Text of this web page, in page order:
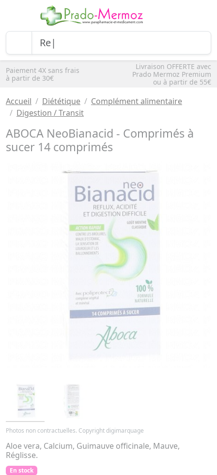
Paiement 4X sans frais
à partir de 30€
Livraison OFFERTE avec
Prado Mermoz Premium
ou à partir de 55€
Accueil Diététique
Complément alimentaire
Digestion / Transit
ABOCA NeoBianacid - Comprimés à
sucer 14 comprimés
Photos non contractuelles. Copyright digimarquage
Aloe vera, Calcium, Guimauve officinale, Mauve,
Réglisse.
En stock